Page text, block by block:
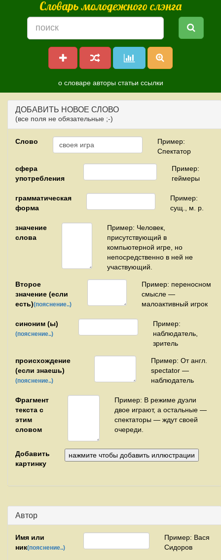
Словарь молодежного слэнга
о словаре авторы статьи ссылки
ДОБАВИТЬ НОВОЕ СЛОВО
(все поля не обязательные ;-)
Слово
Пример:
Спектатор
сфера
употребления
Пример:
геймеры
грамматическая
форма
Пример:
сущ., м. р.
значение
слова
Пример: Человек,
присутствующий в
компьютерной игре, но
непосредственно в ней не
участвующий.
Второе
значение (если
есть)(пояснение..)
Пример: переносном
смысле —
малоактивный игрок
синоним (ы)
(пояснение..)
Пример:
наблюдатель,
зритель
происхождение
(если знаешь)
(пояснение..)
Пример: От англ.
spectator —
наблюдатель
Фрагмент
текста с
этим
словом
Пример: В режиме дуэли
двое играют, а остальные —
спектаторы — ждут своей
очереди.
Добавить
картинку
Автор
Имя или
ник(пояснение..)
Пример: Вася
Сидоров